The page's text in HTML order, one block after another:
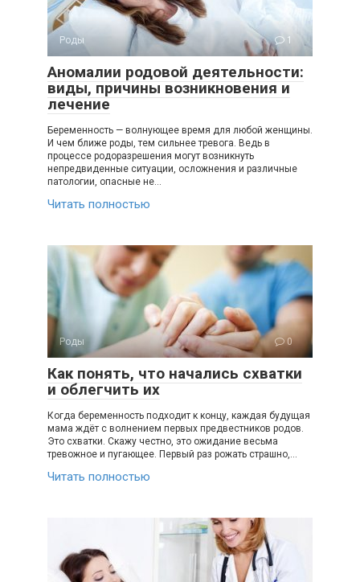
Роды 1
Аномалии родовой деятельности:
виды, причины возникновения и
лечение
Беременность — волнующее время для любой женщины.
И чем ближе роды, тем сильнее тревога. Ведь в
процессе родоразрешения могут возникнуть
непредвиденные ситуации, осложнения и различные
патологии, опасные не…
Читать полностью
Роды 0
Как понять, что начались схватки
и облегчить их
Когда беременность подходит к концу, каждая будущая
мама ждёт с волнением первых предвестников родов.
Это схватки. Скажу честно, это ожидание весьма
тревожное и пугающее. Первый раз рожать страшно,…
Читать полностью